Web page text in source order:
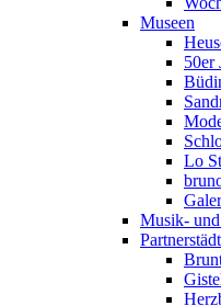
Museen
50er
Lo
Musik-